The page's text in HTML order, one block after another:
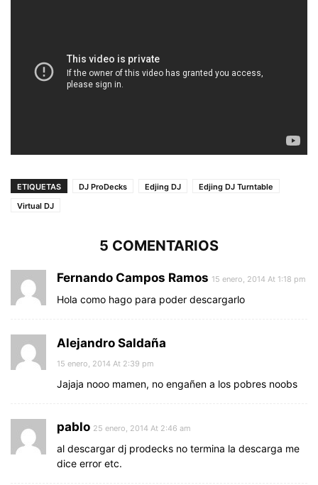
ETIQUETAS DJ ProDecks Edjing DJ
Edjing DJ Turntable
Virtual DJ
5 COMENTARIOS
Fernando Campos Ramos 15 enero, 2014 At 1:18 pm
Hola como hago para poder descargarlo
Alejandro Saldaña
15 enero, 2014 At 2:39 pm
Jajaja nooo mamen, no engañen a los pobres noobs
pablo 25 enero, 2014 At 2:46 am
al descargar dj prodecks no termina la descarga me
dice error etc.